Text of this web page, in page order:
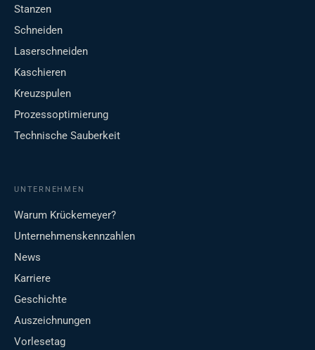
Stanzen
Schneiden
Laserschneiden
Kaschieren
Kreuzspulen
Prozessoptimierung
Technische Sauberkeit
UNTERNEHMEN
Warum Krückemeyer?
Unternehmenskennzahlen
News
Karriere
Geschichte
Auszeichnungen
Vorlesetag